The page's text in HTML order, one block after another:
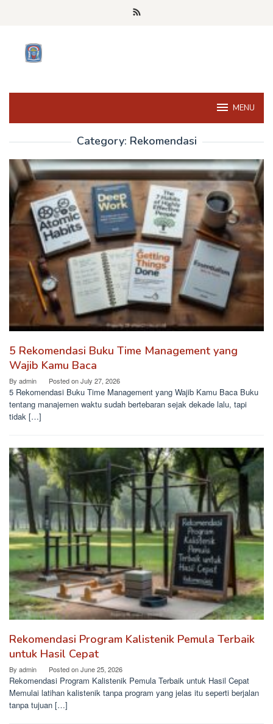
MENU
Category: Rekomendasi
5 Rekomendasi Buku Time Management yang
Wajib Kamu Baca
By admin Posted onJuly 27, 2026
5 Rekomendasi Buku Time Management yang Wajib Kamu Baca Buku
tentang manajemen waktu sudah bertebaran sejak dekade lalu, tapi
tidak […]
Rekomendasi Program Kalistenik Pemula Terbaik
untuk Hasil Cepat
By admin Posted onJune 25, 2026
Rekomendasi Program Kalistenik Pemula Terbaik untuk Hasil Cepat
Memulai latihan kalistenik tanpa program yang jelas itu seperti berjalan
tanpa tujuan […]